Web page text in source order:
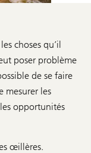
choses qu’il
poser problème
de se faire
mesurer les
opportunités
œillères.